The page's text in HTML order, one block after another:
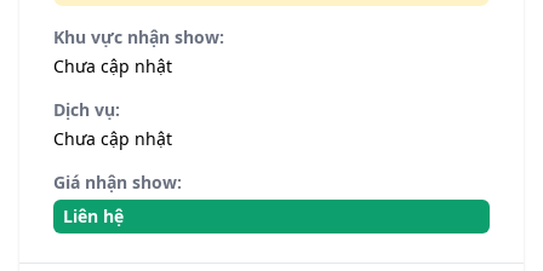
Khu vực nhận show:
Chưa cập nhật
Dịch vụ:
Chưa cập nhật
Giá nhận show:
Liên hệ